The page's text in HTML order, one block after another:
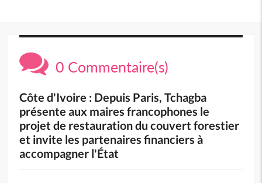
0 Commentaire(s)
Côte d'Ivoire : Depuis Paris, Tchagba
présente aux maires francophones le
projet de restauration du couvert forestier
et invite les partenaires financiers à
accompagner l'État